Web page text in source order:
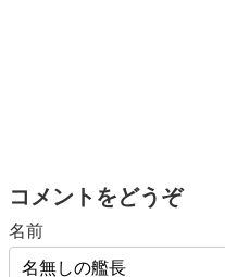
コメントをどうぞ
名前